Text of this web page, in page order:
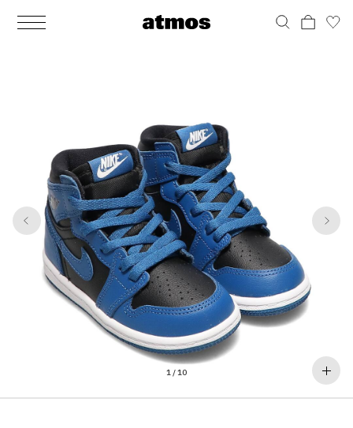
MEN
バッグ
アクセサリー
その他
アディダス ピックアップ
シューズ
サンダル
その他
すべてのシューズ
ライフスタイルランニング
ウェア
パンツ
ソックス
アンダーウェア
水着
その他
すべてのウェア
バッグ
ショルダー / メッセンジャーバッグ
トート / エコバッグ
クラッチ / セカンドバッグ
ウエストバッグ
その他
すべてのバッグ
アクセサリー
グッズ / アクセサリー
その他
すべてのアクセサリー
その他
その他
すべてのその他
WOMENS
バッグ
アクセサリー
その他
アディダス ピックアップ
シューズ
サンダル / パンプス
その他
すべてのシューズ
ライフスタイルランニング
ウェア
パンツ
ワンピース
スカート
ソックス
アンダーウェア
すべてのウェア
バッグ
ショルダー / メッセンジャーバッグ
トート / エコバッグ
クラッチ / セカンドバッグ
ウエストバッグ
その他
すべてのバッグ
アクセサリー
グッズ / アクセサリー
その他
すべてのアクセサリー
その他
その他
すべてのその他
1 /10
1 10